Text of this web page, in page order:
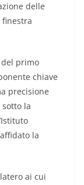
delle
primo
chiave
precisione
sotto la
la
ai cui